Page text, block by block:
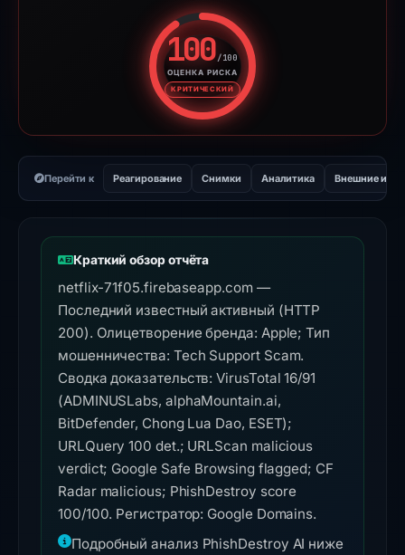
100/100
ОЦЕНКА РИСКА
КРИТИЧЕСКИЙ
Оценка риска: 100 из 100.
Перейти к Реагирование Снимки Аналитика Внешние
Краткий обзор отчёта
netflix-71f05.firebaseapp.com —
Последний известный активный (HTTP
200). Олицетворение бренда: Apple; Тип
мошенничества: Tech Support Scam.
Сводка доказательств: VirusTotal 16/91
(ADMINUSLabs, alphaMountain.ai,
BitDefender, Chong Lua Dao, ESET);
URLQuery 100 det.; URLScan malicious
verdict; Google Safe Browsing flagged; CF
Radar malicious; PhishDestroy score
100/100. Регистратор: Google Domains.
Подробный анализ PhishDestroy AI ниже